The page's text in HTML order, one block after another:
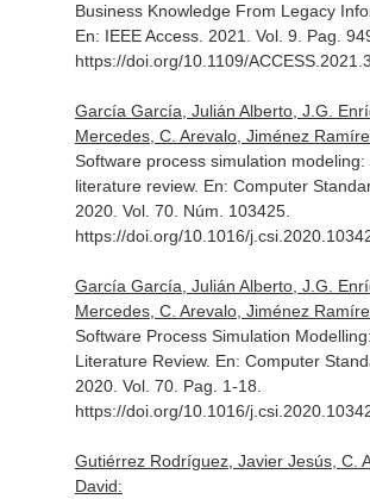
Business Knowledge From Legacy
En: IEEE Access. 2021. Vol. 9. Pag.
https://doi.org/10.1109/
García García, Julián Alberto, J.G.
Mercedes, C. Arevalo, Jiménez
Software process simulation modeling:
literature review. En: Computer
2020. Vol. 70. Núm. 103425.
https://doi.org/10.1016/
García García, Julián Alberto, J.G.
Mercedes, C. Arevalo, Jiménez
Software Process Simulation
Literature Review. En: Computer
2020. Vol. 70. Pag. 1-18.
https://doi.org/10.1016/
Gutiérrez Rodríguez, Javier Jesús, C.
David: